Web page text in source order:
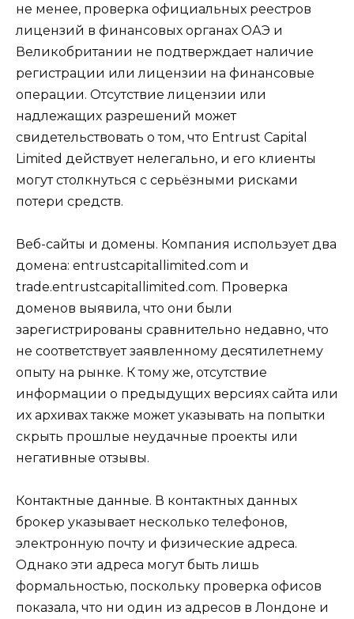
не менее, проверка официальных реестров
лицензий в финансовых органах ОАЭ и
Великобритании не подтверждает наличие
регистрации или лицензии на финансовые
операции. Отсутствие лицензии или
надлежащих разрешений может
свидетельствовать о том, что Entrust Capital
Limited действует нелегально, и его клиенты
могут столкнуться с серьёзными рисками
потери средств.
Веб-сайты и домены. Компания использует два
домена: entrustcapitallimited.com и
trade.entrustcapitallimited.com. Проверка
доменов выявила, что они были
зарегистрированы сравнительно недавно, что
не соответствует заявленному десятилетнему
опыту на рынке. К тому же, отсутствие
информации о предыдущих версиях сайта или
их архивах также может указывать на попытки
скрыть прошлые неудачные проекты или
негативные отзывы.
Контактные данные. В контактных данных
брокер указывает несколько телефонов,
электронную почту и физические адреса.
Однако эти адреса могут быть лишь
формальностью, поскольку проверка офисов
показала, что ни один из адресов в Лондоне и